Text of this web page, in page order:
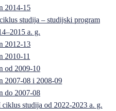
2014-15
studija – studijski program
a. g.
2012-13
2010-11
od 2009-10
2007-08 i 2008-09
do 2007-08
ciklus studija od 2022-2023 a. g.